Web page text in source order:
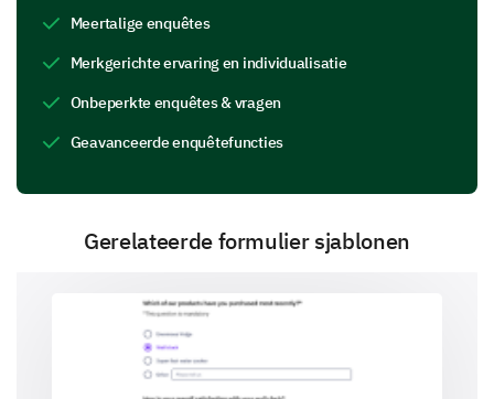
professionally? (Select all that apply)
Conferences or seminars
On-the-job training
Meertalige enquêtes
Merkgerichte ervaring en individualisatie
Onbeperkte enquêtes & vragen
Geavanceerde enquêtefuncties
Gerelateerde formulier sjablonen